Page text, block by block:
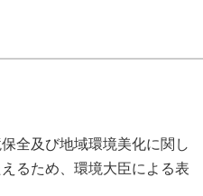
全及び地域環境美化に関し
るため、環境大臣による表